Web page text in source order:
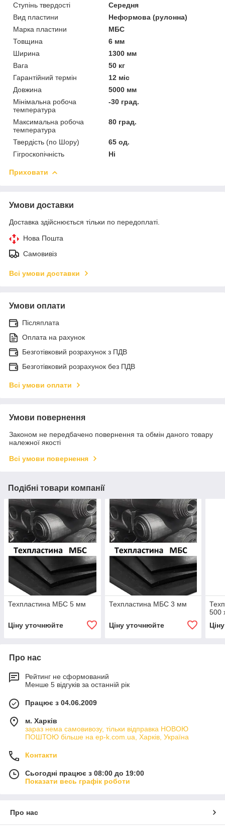
Ступінь твердості
Середня
Вид пластини
Неформова (рулонна)
Марка пластини
МБС
Товщина
6 мм
Ширина
1300 мм
Вага
50 кг
Гарантійний термін
12 міс
Довжина
5000 мм
Мінімальна робоча
температура
-30 град.
Максимальна робоча
температура
80 град.
Твердість (по Шору)
65 од.
Гігроскопічність
Ні
Приховати
Умови доставки
Доставка здійснюється тільки по передоплаті.
Нова Пошта
Самовивіз
Всі умови доставки
Умови оплати
Післяплата
Оплата на рахунок
Безготівковий розрахунок з ПДВ
Безготівковий розрахунок без ПДВ
Всі умови оплати
Умови повернення
Законом не передбачено повернення та обмін даного товару
належної якості
Всі умови повернення
Подібні товари компанії
Техпластина МБС 5 мм
Ціну уточнюйте
Техпластина МБС 3 мм
Ціну уточнюйте
500
Про нас
Рейтинг не сформований
Менше 5 відгуків за останній рік
Працює з 04.06.2009
м. Харків
зараз нема самовивозу, тільки відправка НОВОЮ
ПОШТОЮ більше на ep-k.com.ua, Харків, Україна
Контакти
Сьогодні працює з 08:00 до 19:00
Показати весь графік роботи
Про нас